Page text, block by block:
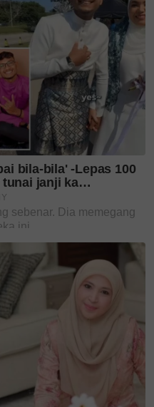
ke atas
0
Emelia! Baru 5
anak keenam Dr
ilmu, walau sejauh
pun...' Haroqs terima...